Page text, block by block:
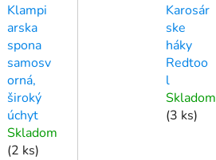
Klampi
arska
spona
samosv
orná,
široký
úchyt
Skladom
(2 ks)
Karosár
ske
háky
Redtoo
l
Skladom
(3 ks)